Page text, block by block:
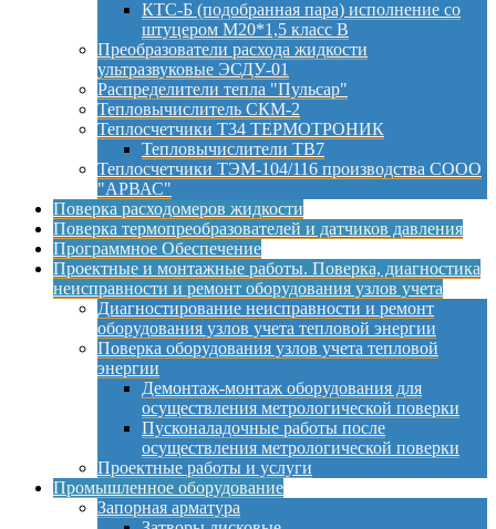
КТС-Б (подобранная пара) исполнение со
штуцером М20*1,5 класс B
Преобразователи расхода жидкости
ультразвуковые ЭСДУ-01
Распределители тепла "Пульсар"
Тепловычислитель СКМ-2
Теплосчетчики Т34 ТЕРМОТРОНИК
Тепловычислители ТВ7
Теплосчетчики ТЭМ-104/116 производства СООО
"АРВАС"
Поверка расходомеров жидкости
Поверка термопреобразователей и датчиков давления
Программное Обеспечение
Проектные и монтажные работы. Поверка, диагностика
неисправности и ремонт оборудования узлов учета
Диагностирование неисправности и ремонт
оборудования узлов учета тепловой энергии
Поверка оборудования узлов учета тепловой
энергии
Демонтаж-монтаж оборудования для
осуществления метрологической поверки
Пусконаладочные работы после
осуществления метрологической поверки
Проектные работы и услуги
Промышленное оборудование
Запорная арматура